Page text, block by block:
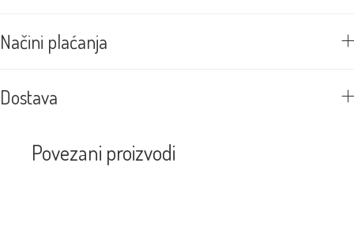
Načini plaćanja
Dostava
Povezani proizvodi